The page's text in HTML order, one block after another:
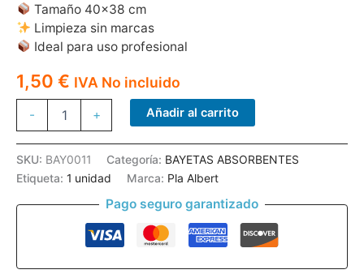
Tamaño 40×38 cm
Limpieza sin marcas
Ideal para uso profesional
1,50 € IVA No incluido
-
AZUL
1U
40*38
CM
+ Añadir al carrito
SKU: BAY0011 Categoría: BAYETAS ABSORBENTES
Etiqueta: 1 unidad Marca: Pla Albert
Pago seguro garantizado